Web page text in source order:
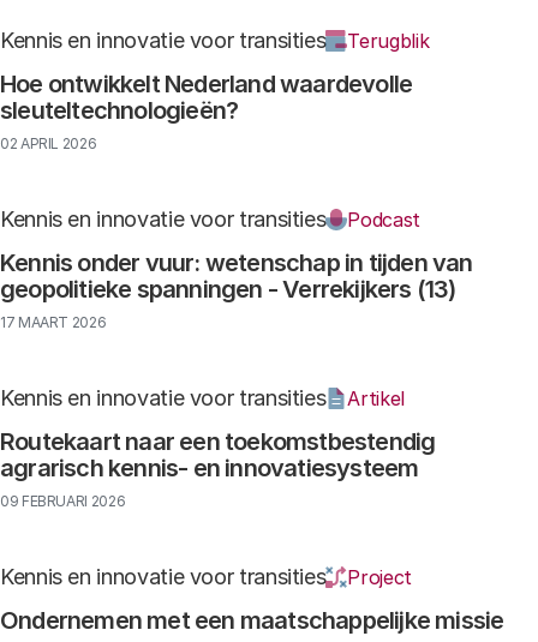
Hoe ontwikkelt Nederland waardevolle
sleuteltechnologieën?
Kennis en innovatie voor transities Terugblik
02 APRIL 2026
Kennis onder vuur: wetenschap in tijden van
geopolitieke spanningen - Verrekijkers (13)
Kennis en innovatie voor transities Podcast
17 MAART 2026
Routekaart naar een toekomstbestendig
agrarisch kennis- en innovatiesysteem
Kennis en innovatie voor transities Artikel
09 FEBRUARI 2026
Ondernemen met een maatschappelijke missie
Kennis en innovatie voor transities Project